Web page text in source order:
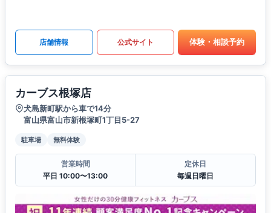
店舗情報 公式サイト 体験・相談予約
カーブス根塚店
犬島新町駅から車で14分
富山県富山市新根塚町1丁目5-27
駐車場 無料体験
営業時間
平日 10:00〜13:00
定休日
毎週日曜日